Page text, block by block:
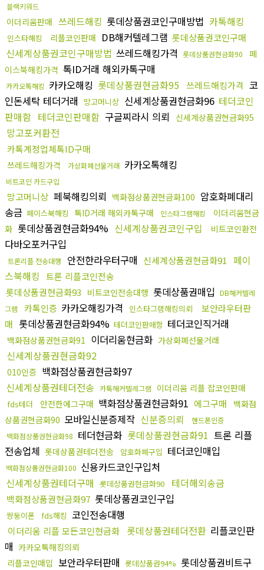
블랙키워드
이더리움판매 쓰레드해킹 롯데상품권코인구매방법 카톡해킹
인스타해킹 리플코인판매 DB해커텔레그램 롯데상품권코인구매
신세계상품권코인구매방법 쓰레드해킹가격 롯데상품권현금화90
페
이스북해킹가격 톡ID거래 해외카톡구매
카카오톡해킹 카카오해킹 롯데상품권현금화95 쓰레드해킹가격 코
인돈세탁 테더거래
망고머니상 신세계상품권현금화96 테더코인
판매함 테더코인판매함 구글찌라시 의뢰 신세계상품권현금화95
망고포커환전
카톡계정업체톡ID구매
쓰레드해킹가격 가상화폐선물거래 카카오톡해킹
비트코인 카드구입
망고머니상 페북해킹의뢰 백화점상품권현금화100 암호화폐대리
송금 페이스북해킹 톡ID거래 해외카톡구매 인스타그램해킹
이더리움현금
화 롯데상품권현금화94% 신세계상품권코인구입 비트코인환전
다바오포커구입
트론리플 전송대행 안전한라우터구매 신세계상품권현금화91
페이
스북해킹 트론 리플코인전송
롯데상품권현금화93 비트코인전송대행 롯데상품권매입 DB해커텔레
그램
카톡인증 카카오해킹가격 인스타그램해킹의뢰
보안라우터판
매 롯데상품권현금화94% 테더코인판매함 테더코인직거래
백화점상품권현금화91 이더리움현금화 가상화폐선물거래
신세계상품권현금화92
010인증 백화점상품권현금화97
신세계상품권테더전송 카톡해커텔레그램 이더리움 리플 잡코인판매
fds테더 안전한에그구매 백화점상품권현금화91 에그구매
백화점
상품권현금화90 모바일신분증제작 신분증의뢰
핸드폰인증
백화점상품권현금화98 테더현금화 롯데상품권현금화91 트론 리플
전송업체 롯데상품권테더전송 암호화폐구입 테더코인매입
백화점상품권현금화100 신용카드코인구입처
신세계상품권테더구매 롯데상품권현금화90 테더해외송금
백화점상품권현금화97 롯데상품권코인구입
쌍둥이폰 fds해킹 코인전송대행
이더리움 리플 모든코인현금화 롯데상품권테더전환 리플코인판
매 카카오톡해킹의뢰
리플코인매입 보안라우터판매 롯데상품권94% 롯데상품권비트구